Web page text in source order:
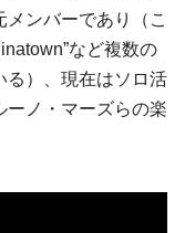
ンバーであり（こ
など複数の
る）、現在はソロ活
ーノ・マーズらの楽